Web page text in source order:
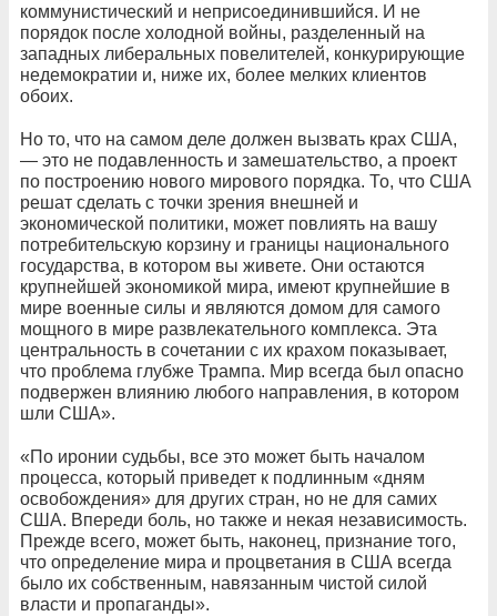
коммунистический и неприсоединившийся. И не
порядок после холодной войны, разделенный на
западных либеральных повелителей, конкурирующие
недемократии и, ниже их, более мелких клиентов
обоих.
Но то, что на самом деле должен вызвать крах США,
— это не подавленность и замешательство, а проект
по построению нового мирового порядка. То, что США
решат сделать с точки зрения внешней и
экономической политики, может повлиять на вашу
потребительскую корзину и границы национального
государства, в котором вы живете. Они остаются
крупнейшей экономикой мира, имеют крупнейшие в
мире военные силы и являются домом для самого
мощного в мире развлекательного комплекса. Эта
центральность в сочетании с их крахом показывает,
что проблема глубже Трампа. Мир всегда был опасно
подвержен влиянию любого направления, в котором
шли США».
«По иронии судьбы, все это может быть началом
процесса, который приведет к подлинным «дням
освобождения» для других стран, но не для самих
США. Впереди боль, но также и некая независимость.
Прежде всего, может быть, наконец, признание того,
что определение мира и процветания в США всегда
было их собственным, навязанным чистой силой
власти и пропаганды».